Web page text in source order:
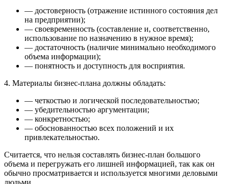
— достоверность (отражение истинного состояния дел
на предприятии);
— своевременность (составление и, соответственно,
использование по назначению в нужное вре­мя);
— достаточность (наличие минимально необходимого
объема информации);
— понятность и доступность для восприятия.
4. Материалы бизнес-плана должны обладать:
— четкостью и логической последовательностью;
— убедительностью аргументации;
— конкретностью;
— обоснованностью всех положений и их
привлекательностью.
Считается, что нельзя составлять бизнес-план большого
объема и перегружать его лишней ин­формацией, так как он
обычно просматривается и используется многими деловыми
людьми.